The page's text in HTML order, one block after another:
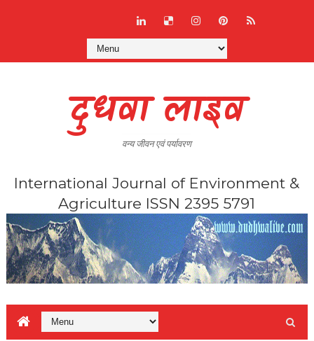
दुधवा लाइव
वन्य जीवन एवं पर्यावरण
International Journal of Environment &
Agriculture ISSN 2395 5791